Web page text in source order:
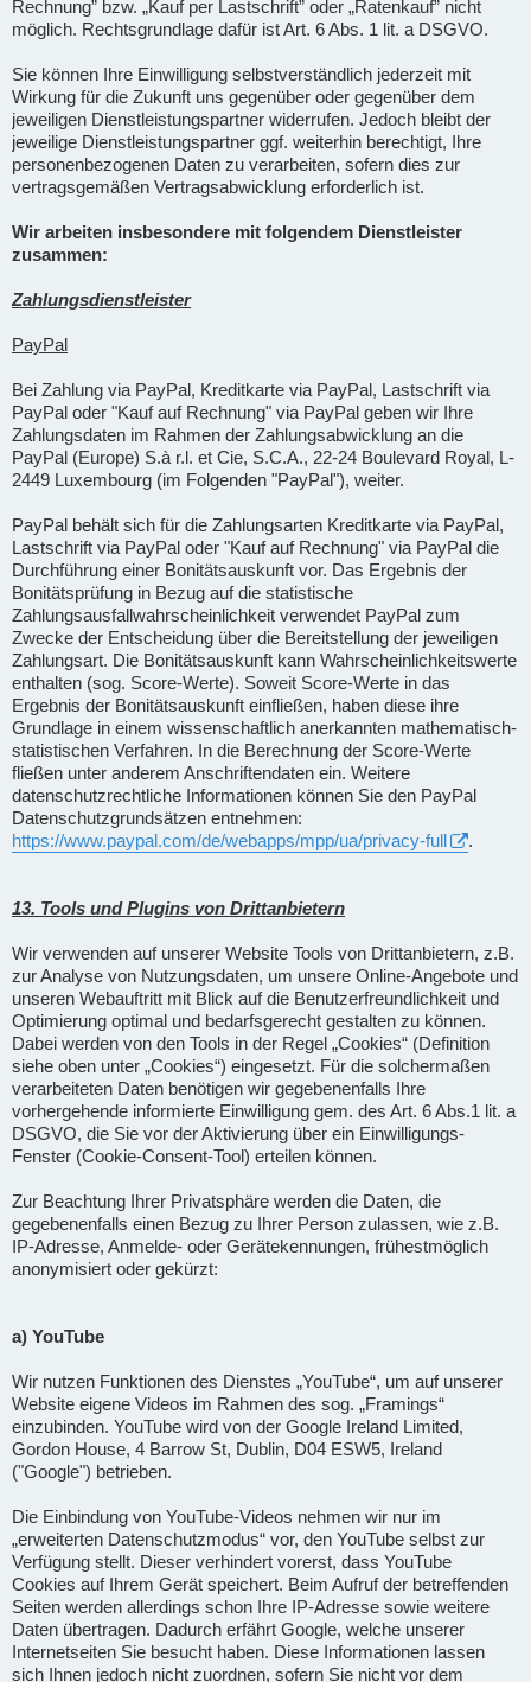
Rechnung” bzw. „Kauf per Lastschrift” oder „Ratenkauf” nicht
möglich. Rechtsgrundlage dafür ist Art. 6 Abs. 1 lit. a DSGVO.
Sie können Ihre Einwilligung selbstverständlich jederzeit mit
Wirkung für die Zukunft uns gegenüber oder gegenüber dem
jeweiligen Dienstleistungspartner widerrufen. Jedoch bleibt der
jeweilige Dienstleistungspartner ggf. weiterhin berechtigt, Ihre
personenbezogenen Daten zu verarbeiten, sofern dies zur
vertragsgemäßen Vertragsabwicklung erforderlich ist.
Wir arbeiten insbesondere mit folgendem Dienstleister
zusammen:
Zahlungsdienstleister
PayPal
Bei Zahlung via PayPal, Kreditkarte via PayPal, Lastschrift via
PayPal oder "Kauf auf Rechnung" via PayPal geben wir Ihre
Zahlungsdaten im Rahmen der Zahlungsabwicklung an die
PayPal (Europe) S.à r.l. et Cie, S.C.A., 22-24 Boulevard Royal, L-
2449 Luxembourg (im Folgenden "PayPal"), weiter.
PayPal behält sich für die Zahlungsarten Kreditkarte via PayPal,
Lastschrift via PayPal oder "Kauf auf Rechnung" via PayPal die
Durchführung einer Bonitätsauskunft vor. Das Ergebnis der
Bonitätsprüfung in Bezug auf die statistische
Zahlungsausfallwahrscheinlichkeit verwendet PayPal zum
Zwecke der Entscheidung über die Bereitstellung der jeweiligen
Zahlungsart. Die Bonitätsauskunft kann Wahrscheinlichkeitswerte
enthalten (sog. Score-Werte). Soweit Score-Werte in das
Ergebnis der Bonitätsauskunft einfließen, haben diese ihre
Grundlage in einem wissenschaftlich anerkannten mathematisch-
statistischen Verfahren. In die Berechnung der Score-Werte
fließen unter anderem Anschriftendaten ein. Weitere
datenschutzrechtliche Informationen können Sie den PayPal
Datenschutzgrundsätzen entnehmen:
https://www.paypal.com/de/webapps/mpp/ua/privacy-full
.
13. Tools und Plugins von Drittanbietern
Wir verwenden auf unserer Website Tools von Drittanbietern, z.B.
zur Analyse von Nutzungsdaten, um unsere Online-Angebote und
unseren Webauftritt mit Blick auf die Benutzerfreundlichkeit und
Optimierung optimal und bedarfsgerecht gestalten zu können.
Dabei werden von den Tools in der Regel „Cookies“ (Definition
siehe oben unter „Cookies“) eingesetzt. Für die solchermaßen
verarbeiteten Daten benötigen wir gegebenenfalls Ihre
vorhergehende informierte Einwilligung gem. des Art. 6 Abs.1 lit. a
DSGVO, die Sie vor der Aktivierung über ein Einwilligungs-
Fenster (Cookie-Consent-Tool) erteilen können.
Zur Beachtung Ihrer Privatsphäre werden die Daten, die
gegebenenfalls einen Bezug zu Ihrer Person zulassen, wie z.B.
IP-Adresse, Anmelde- oder Gerätekennungen, frühestmöglich
anonymisiert oder gekürzt:
a) YouTube
Wir nutzen Funktionen des Dienstes „YouTube“, um auf unserer
Website eigene Videos im Rahmen des sog. „Framings“
einzubinden. YouTube wird von der Google Ireland Limited,
Gordon House, 4 Barrow St, Dublin, D04 ESW5, Ireland
("Google") betrieben.
Die Einbindung von YouTube-Videos nehmen wir nur im
„erweiterten Datenschutzmodus“ vor, den YouTube selbst zur
Verfügung stellt. Dieser verhindert vorerst, dass YouTube
Cookies auf Ihrem Gerät speichert. Beim Aufruf der betreffenden
Seiten werden allerdings schon Ihre IP-Adresse sowie weitere
Daten übertragen. Dadurch erfährt Google, welche unserer
Internetseiten Sie besucht haben. Diese Informationen lassen
sich Ihnen jedoch nicht zuordnen, sofern Sie nicht vor dem